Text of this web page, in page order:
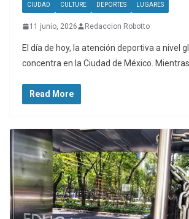
CIUDAD CULTURE DEPORTES LUGARES
11 junio, 2026 Redaccion Robotto
El día de hoy, la atención deportiva a nivel
concentra en la Ciudad de México.
Read More